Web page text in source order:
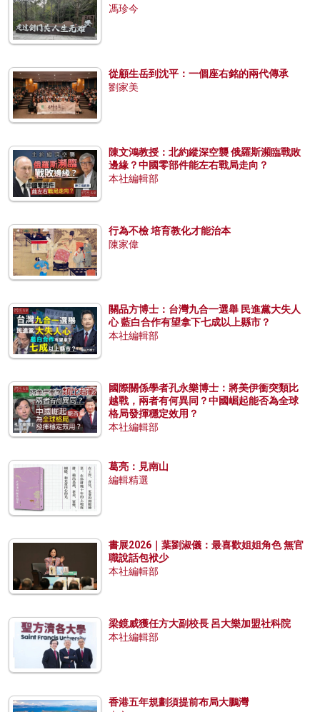
馮珍今
從顧生岳到沈平：一個座右銘的兩代傳承
劉家美
陳文鴻教授：北約縱深空襲 俄羅斯瀕臨戰敗
邊緣？中國零部件能左右戰局走向？
本社編輯部
行為不檢 培育教化才能治本
陳家偉
關品方博士：台灣九合一選舉 民進黨大失人
心 藍白合作有望拿下七成以上縣市？
本社編輯部
國際關係學者孔永樂博士：將美伊衝突類比
越戰，兩者有何異同？中國崛起能否為全球
格局發揮穩定效用？
本社編輯部
葛亮：見南山
編輯精選
書展2026｜葉劉淑儀：最喜歡姐姐角色 無官
職說話包袱少
本社編輯部
梁鏡威獲任方大副校長 呂大樂加盟社科院
本社編輯部
香港五年規劃須提前布局大鵬灣